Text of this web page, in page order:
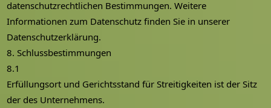
datenschutzrechtlichen Bestimmungen. Weitere
Informationen zum Datenschutz finden Sie in unserer
Datenschutzerklärung.
8. Schlussbestimmungen
8.1
Erfüllungsort und Gerichtsstand für Streitigkeiten ist der Sitz
der des Unternehmens.